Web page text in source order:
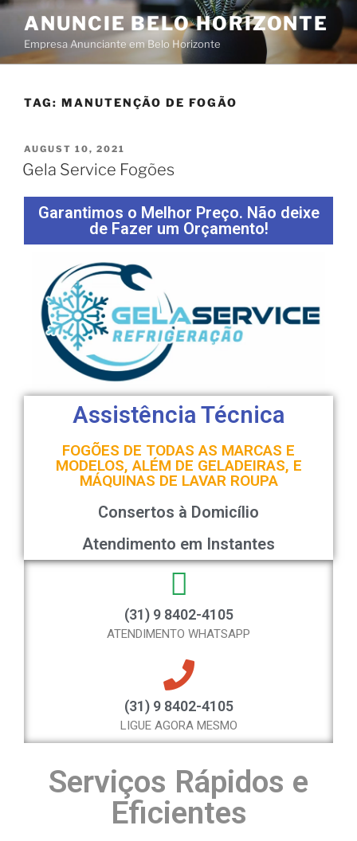
ANUNCIE BELO HORIZONTE
Empresa Anunciante em Belo Horizonte
TAG: MANUTENÇÃO DE FOGÃO
AUGUST 10, 2021
Gela Service Fogões
Garantimos o Melhor Preço. Não deixe
de Fazer um Orçamento!
Assistência Técnica
FOGÕES DE TODAS AS MARCAS E
MODELOS, ALÉM DE GELADEIRAS, E
MÁQUINAS DE LAVAR ROUPA
Consertos à Domicílio
Atendimento em Instantes
(31) 9 8402-4105
ATENDIMENTO WHATSAPP
(31) 9 8402-4105
LIGUE AGORA MESMO
Serviços Rápidos e
Eficientes